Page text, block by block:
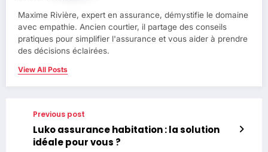
Maxime Rivière, expert en assurance, démystifie le domaine
avec empathie. Ancien courtier, il partage des conseils
pratiques pour simplifier l'assurance et vous aider à prendre
des décisions éclairées.
View All Posts
Previous post
Luko assurance habitation : la solution
idéale pour vous ?